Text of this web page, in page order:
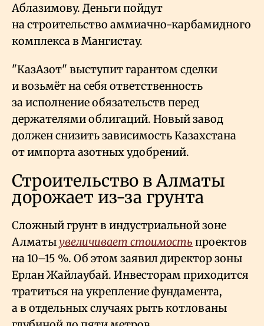
Аблазимову. Деньги пойдут
на строительство аммиачно-карбамидного
комплекса в Мангистау.
"КазАзот" выступит гарантом сделки
и возьмёт на себя ответственность
за исполнение обязательств перед
держателями облигаций. Новый завод
должен снизить зависимость Казахстана
от импорта азотных удобрений.
Строительство в Алматы
дорожает из-за грунта
Сложный грунт в индустриальной зоне
Алматыувеличивает стоимость проектов
на 10–15 %. Об этом заявил директор зоны
Ерлан Жайлаубай. Инвесторам приходится
тратиться на укрепление фундамента,
а в отдельных случаях рыть котлованы